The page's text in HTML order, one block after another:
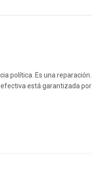
política. Es una reparación.
está garantizada por